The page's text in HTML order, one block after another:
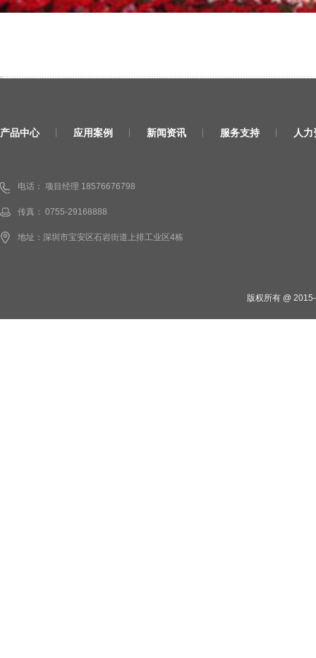
产品中心 应用案例 新闻资讯 服务支持 人
电话： 项目经理 18576676798
传真： 0755-29168888
地址：深圳市宝安区石岩街道上排工业区4栋
版权所有 @